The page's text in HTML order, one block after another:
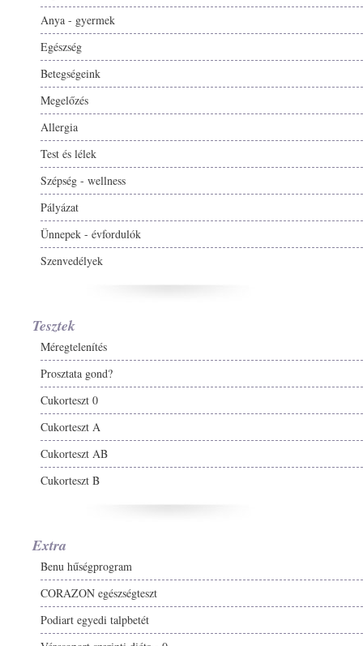
Anya - gyermek
Egészség
Betegségeink
Megelőzés
Allergia
Test és lélek
Szépség - wellness
Pályázat
Ünnepek - évfordulók
Szenvedélyek
Tesztek
Méregtelenítés
Prosztata gond?
Cukorteszt 0
Cukorteszt A
Cukorteszt AB
Cukorteszt B
Extra
Benu hűségprogram
CORAZON egészségteszt
Podiart egyedi talpbetét